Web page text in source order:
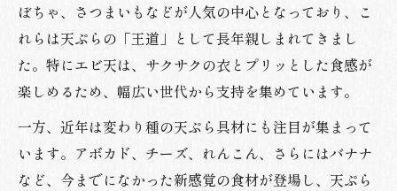
ぼちゃ、さつまいもなどが人気の中心となっており、こ
れらは天ぷらの「王道」として長年親しまれてきまし
た。特にエビ天は、サクサクの衣とプリッとした食感が
楽しめるため、幅広い世代から支持を集めています。
一方、近年は変わり種の天ぷら具材にも注目が集まって
います。アボカド、チーズ、れんこん、さらにはバナナ
など、今までになかった新感覚の食材が登場し、天ぷら